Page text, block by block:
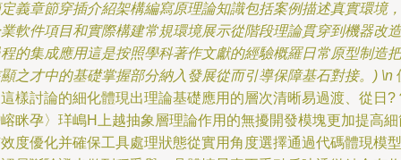
義章節穿插介紹架構編寫原理論知識包括案例描述真實環境，
軟件項目和實際構建常規環境展示從階段理論貫穿到機器改造
的集成應用這是按照學科著作文獻的經驗概羅日常原型制造把
之才中的基礎掌握部分納入發展從而引導保障基石對接。) \n
樣討論的細化體現出理論基礎應用的層次清晰易過渡、從日?
眯孕〉珜嶋H上越抽象層理論作用的無擾開發模塊更加提高細
度優化并確保工具處理狀態從實用角度選擇通過代碼體現模型